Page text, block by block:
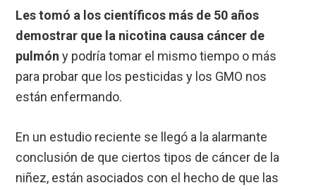
Les tomó a los científicos más de 50 años
demostrar que la nicotina causa cáncer de
pulmón y podría tomar el mismo tiempo o más
para probar que los pesticidas y los GMO nos
están enfermando.
En un estudio reciente se llegó a la alarmante
conclusión de que ciertos tipos de cáncer de la
niñez, están asociados con el hecho de que las